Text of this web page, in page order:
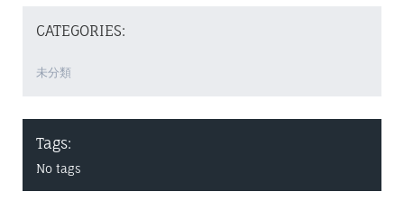
CATEGORIES:
未分類
Tags:
No tags